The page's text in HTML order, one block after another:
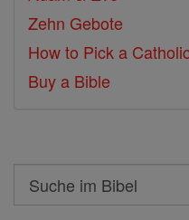
Zehn Gebote
How to Pick a
Buy a Bible
Search
Suche